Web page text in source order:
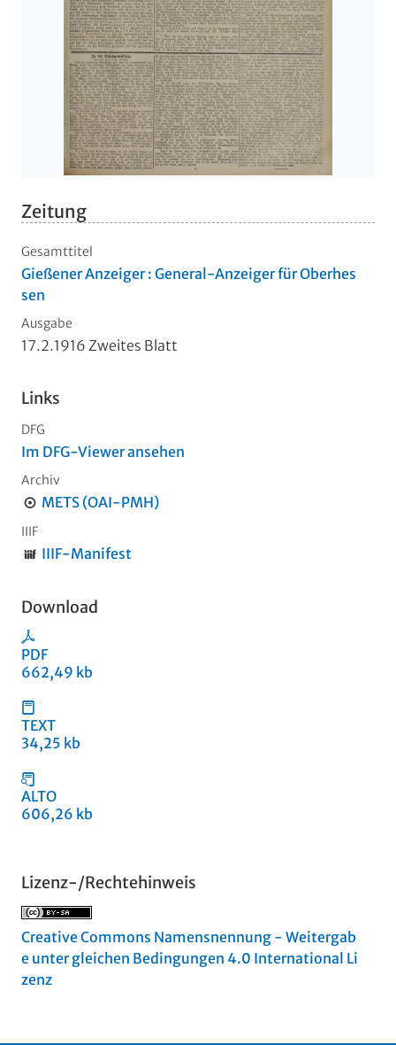
Zeitung
Gesamttitel
Gießener Anzeiger : General-Anzeiger für Oberhes
sen
Ausgabe
17.2.1916 Zweites Blatt
Links
DFG
Im DFG-Viewer ansehen
Archiv
METS (OAI-PMH)
IIIF
IIIF-Manifest
Download
PDF
662,49 kb
TEXT
34,25 kb
ALTO
606,26 kb
Lizenz-/Rechtehinweis
Creative Commons Namensnennung - Weitergab
e unter gleichen Bedingungen 4.0 International Li
zenz